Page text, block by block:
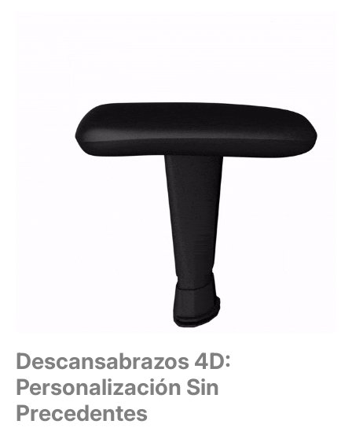
Descansabrazos 4D:
Personalización Sin
Precedentes